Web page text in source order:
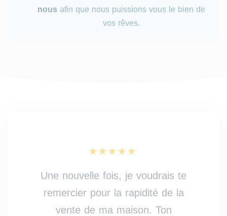
nous afin que nous puissions vous le bien de
vos rêves.
Une nouvelle fois, je voudrais te
remercier pour la rapidité de la
vente de ma maison. Ton